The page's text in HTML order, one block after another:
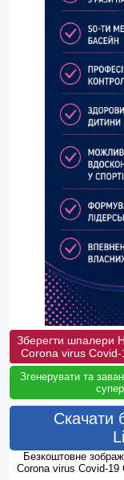
Зберегти шпалери
Corona virus
Згенерувати та
Скачати
Безкоштовне
Corona virus Covid-19